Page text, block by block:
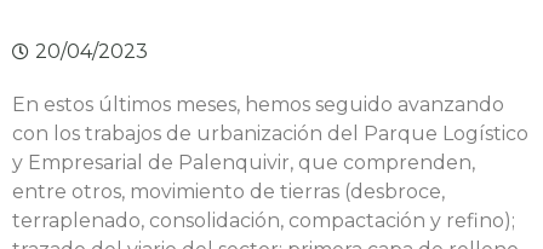
20/04/2023
En estos últimos meses, hemos seguido avanzando
con los trabajos de urbanización del Parque Logístico
y Empresarial de Palenquivir, que comprenden,
entre otros, movimiento de tierras (desbroce,
terraplenado, consolidación, compactación y refino);